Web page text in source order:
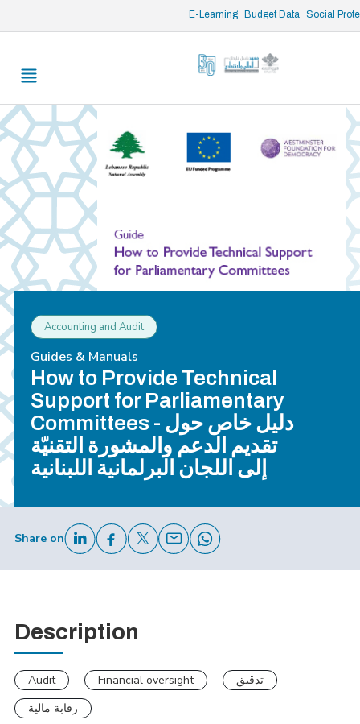
E-Learning Budget Data Social
Accounting and Audit
Guides & Manuals
How to Provide Technical
Support for Parliamentary
Committees - دليل خاص حول
تقديم الدعم والمشورة التقنيّة
إلى اللجان البرلمانية اللبنانية
Share on
Description
Audit Financial oversight
تدقيق
رقابة مالية